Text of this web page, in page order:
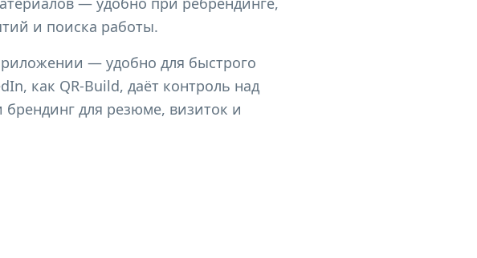
и поиска работы.
— удобно для быстрого
как QR-Build, даёт контроль над
для резюме, визиток и